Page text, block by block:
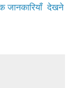
जानकारियाँ देखने